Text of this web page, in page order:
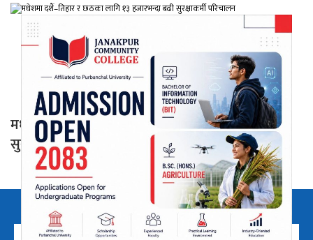
मधेशमा दशैं–तिहार र छठका लागि १३ हजारभन्दा बढी
सुरक्षाकर्मी परिचालन